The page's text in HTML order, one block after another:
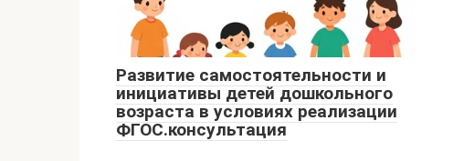
Развитие самостоятельности и
инициативы детей дошкольного
возраста в условиях реализации
ФГОС.консультация